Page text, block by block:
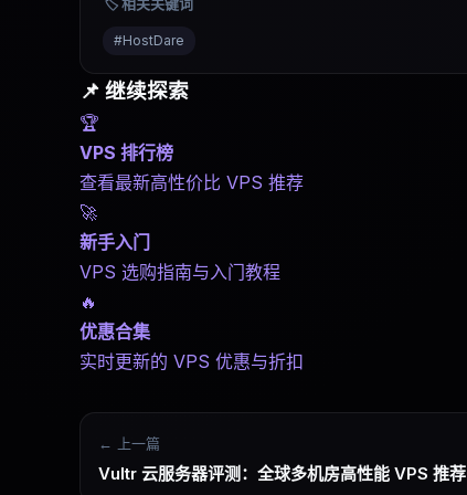
站。
#HostDare
📌 继续探索
🏆
VPS 排行榜
查看最新高性价比 VPS 推荐
🚀
新手入门
VPS 选购指南与入门教程
🔥
优惠合集
实时更新的 VPS 优惠与折扣
← 上一篇
Vultr 云服务器评测：全球多机房高性能 VPS 推荐